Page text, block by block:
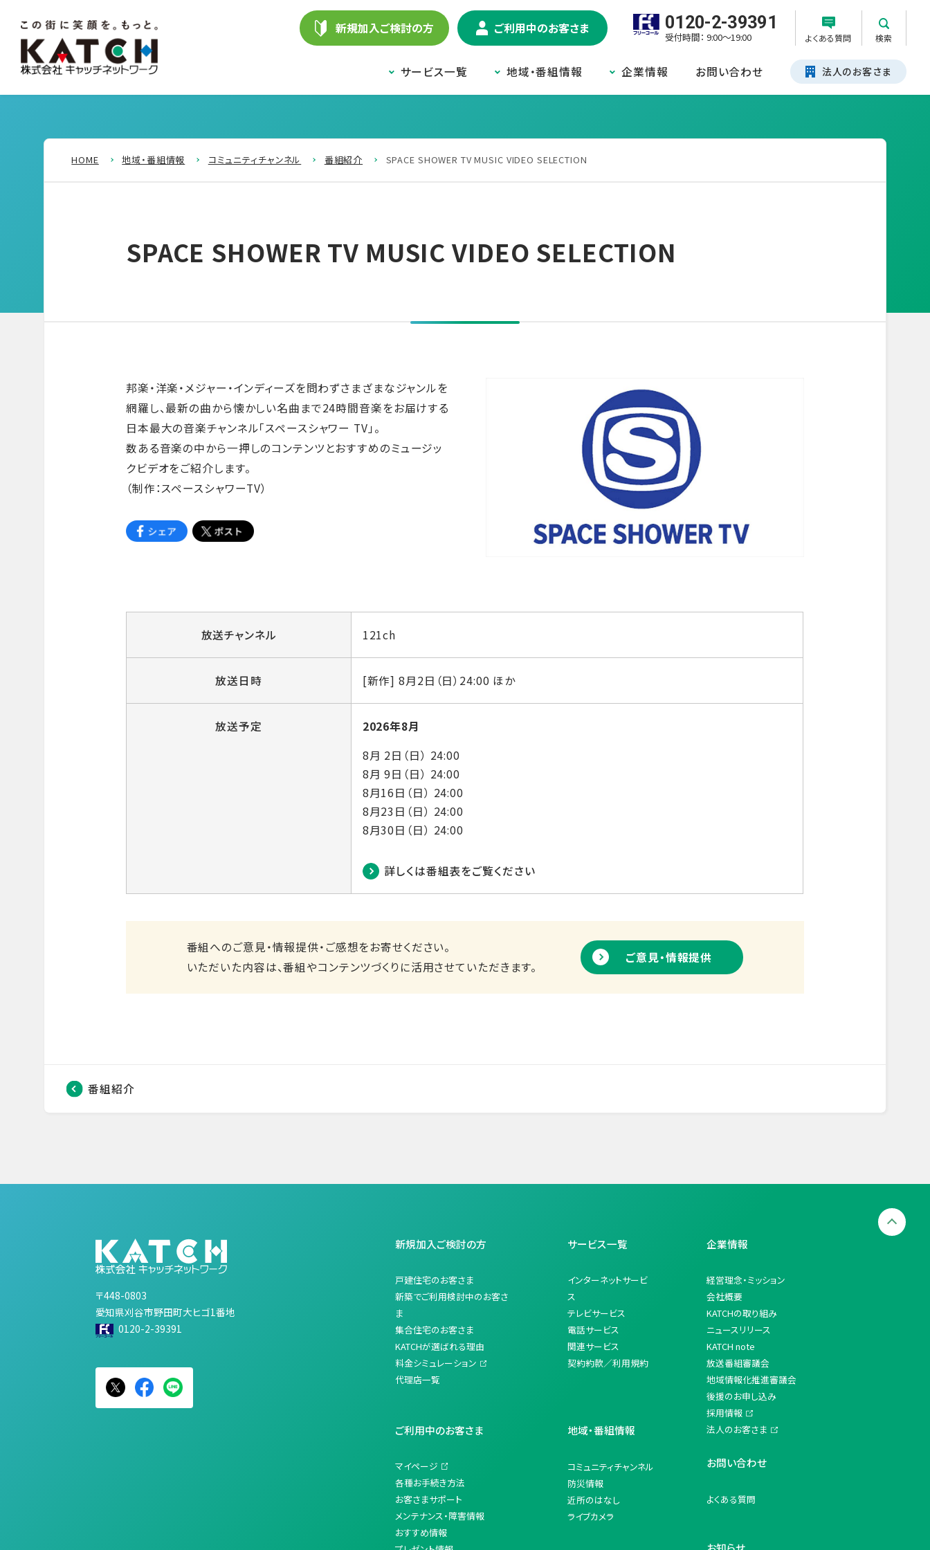
新規加入ご検討の方 ご利用中のお客さま 0120-2-39391
受付時間： 9:00～19:00 よくある質問 検索
サービス一覧 地域・番組情報 企業情報 お問い合わせ 法人のお客さま
HOME 地域・番組情報 コミュニティチャンネル 番組紹介 SPACE SHOWER TV MUSIC VIDEO SELECTION
SPACE SHOWER TV MUSIC VIDEO SELECTION
邦楽・洋楽・メジャー・インディーズを問わずさまざまなジャンルを
網羅し、最新の曲から懐かしい名曲まで24時間音楽をお届けする
日本最大の音楽チャンネル「スペースシャワー TV」。
数ある音楽の中から一押しのコンテンツとおすすめのミュージッ
クビデオをご紹介します。
（制作：スペースシャワーTV）
放送チャンネル 121ch
放送日時 [新作] 8月2日（日）24:00 ほか
放送予定
2026年8月
8月 2日（日） 24:00
8月 9日（日） 24:00
8月16日（日） 24:00
8月23日（日） 24:00
8月30日（日） 24:00
詳しくは番組表をご覧ください
番組へのご意見・情報提供・ご感想をお寄せください。
いただいた内容は、番組やコンテンツづくりに活用させていただきます。
ご意見・情報提供
番組紹介
〒448-0803
愛知県刈谷市野田町大ヒゴ1番地
0120-2-39391
新規加入ご検討の方
戸建住宅のお客さま
新築でご利用検討中のお客さ
ま
集合住宅のお客さま
KATCHが選ばれる理由
料金シミュレーション
代理店一覧
ご利用中のお客さま
マイページ
各種お手続き方法
お客さまサポート
メンテナンス・障害情報
おすすめ情報
サービス一覧
インターネットサービ
ス
テレビサービス
電話サービス
関連サービス
契約約款／利用規約
地域・番組情報
コミュニティチャンネル
防災情報
近所のはなし
ライブカメラ
企業情報
経営理念・ミッション
会社概要
KATCHの取り組み
ニュースリリース
KATCH note
放送番組審議会
地域情報化推進審議会
後援のお申し込み
採用情報
法人のお客さま
お問い合わせ
よくある質問